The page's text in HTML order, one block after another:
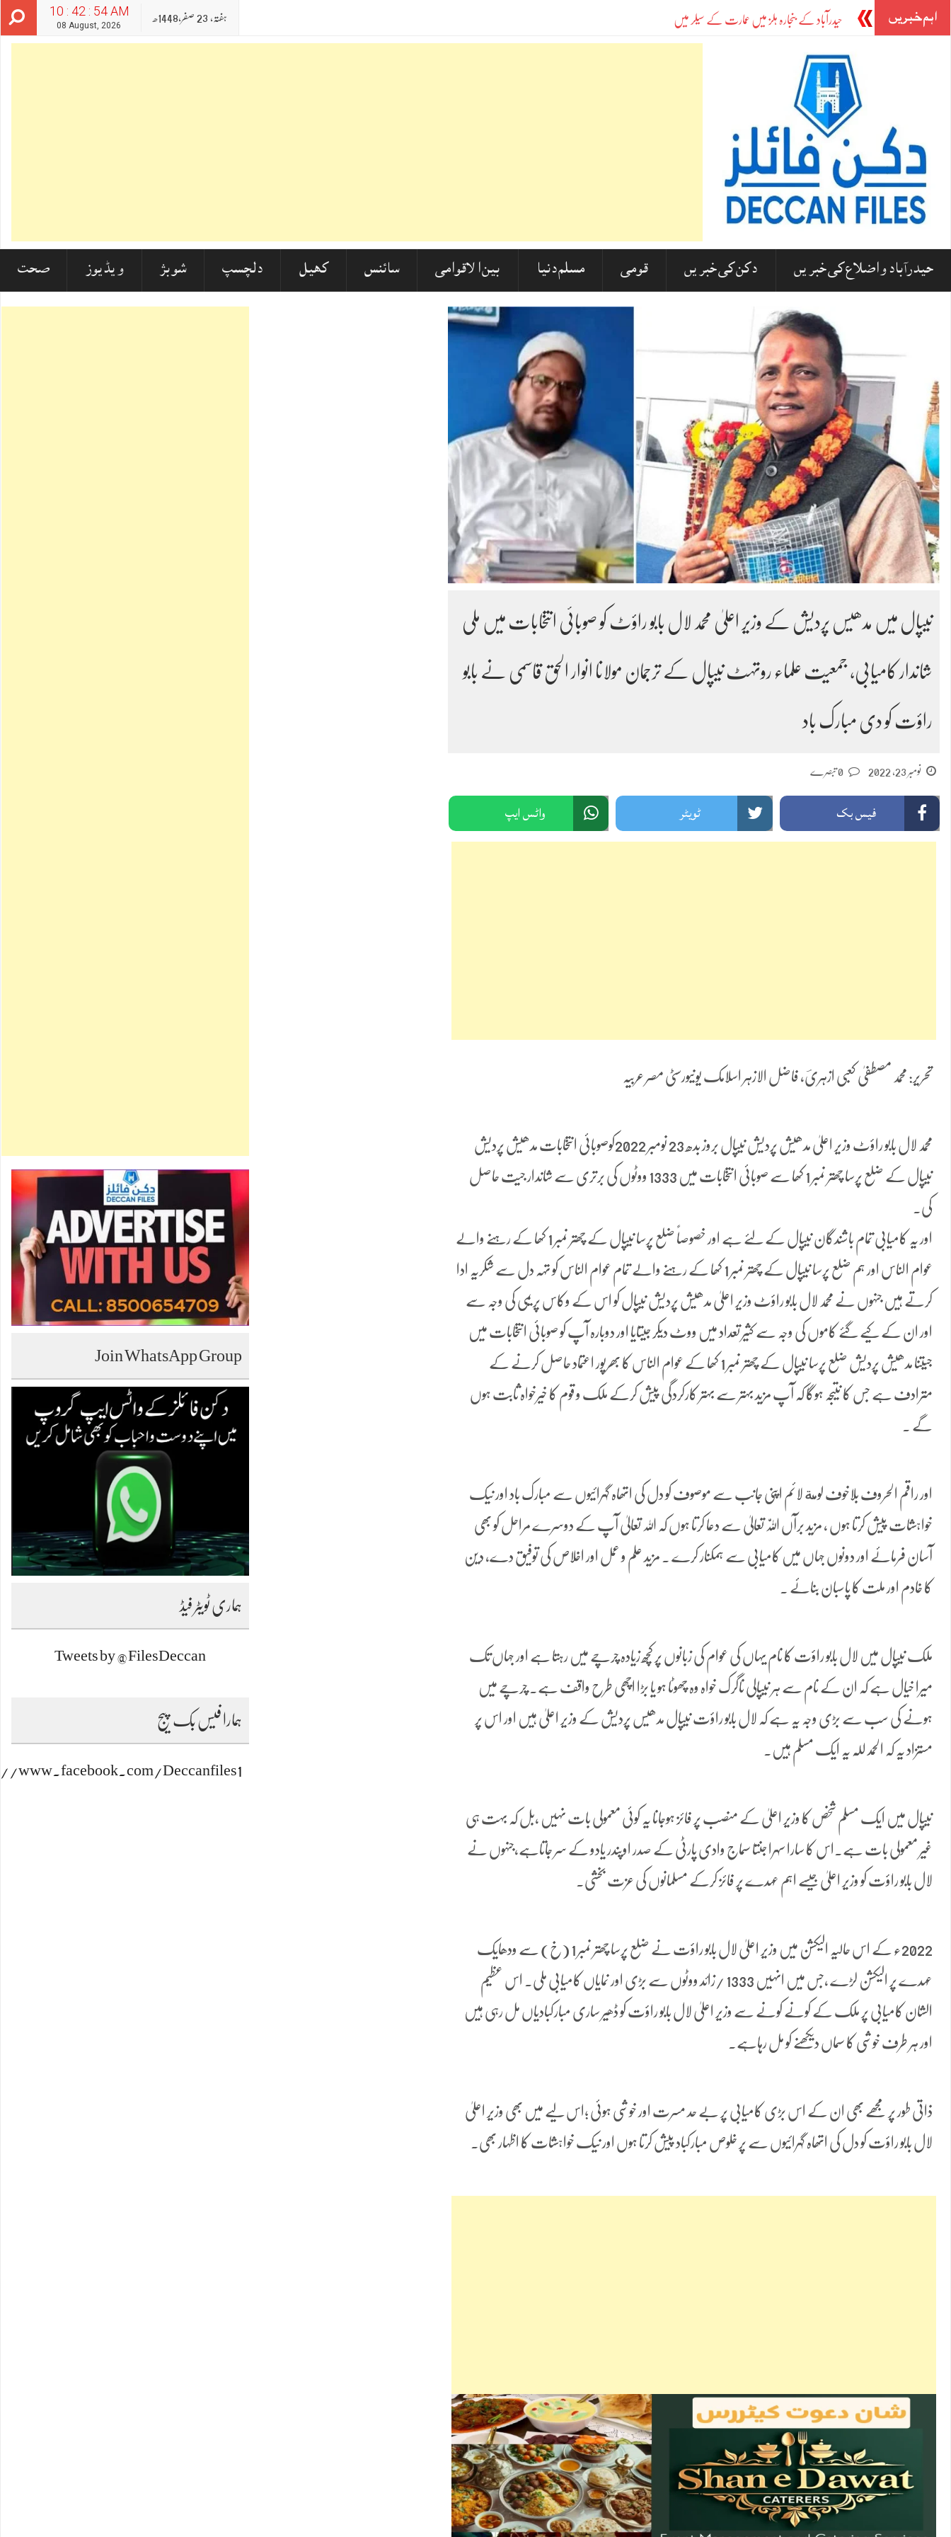
10 : 42 : 55 AM
08 August, 2026
ہفتہ‬‮, 23 صفر‬,1448ھ اہم خبریں حیدرآباد کے بنجارہ ہلز میں عمارت کے سیلر میں زبردست آگ، 25 سے زائد افراد کو بحفاظت نکال لیا گیا
حیدرآباد و اضلاع کی خبریں دکن کی خبریں قومی مسلم دنیا بین الاقوامی سائنس کھیل دلچسپ شوبز ویڈیوز صحت
نیپال میں مدھیس پردیش کے وزیر اعلیٰ محمد لال بابو راؤٹ کو صوبائی انتخابات میں ملی
شاندار کامیابی، جمعیت علماء روتہٹ نیپال کے ترجمان مولانا انوار الحق قاسمی نے بابو
راؤت کو دی مبارک باد
نومبر 23, 2022 0 تبصرے
فیس بک ٹویٹر واٹس ایپ
تحریر: محمد مصطفیٰ کعبی ازہریؔ، فاضل الازہر اسلامک یونیورسٹی مصر عربیہ
محمد لال بابو راؤٹ وزیر اعلیٰ مدھیش پردیش نیپال بروز بدھ 23 نومبر 2022کوصوبائی انتخابات مدھیش پردیش
نیپال کے ضلع پرسا چھتر نمبر 1 کھا سے صوبائی انتخابات میں 1333 ووٹوں کی برتری سے شاندار جیت حاصل
کی۔
اور یہ کامیابی تمام باشندگان نیپال کے لئے ہے اور خصوصاً ضلع پرسا نیپال کے چھتر نمبر 1 کھا کے رہنے والے
عوام الناس اور ہم ضلع پرسا نیپال کے چھتر نمبر 1 کھا کے رہنے والے تمام عوام الناس کو تہہ دل سے شکریہ ادا
کرتے ہیں جنہوں نے محمد لال بابو راؤٹ وزیر اعلیٰ مدھیش پردیش نیپال کو اس کے وکاس پریمی کی وجہ سے
اور ان کے کیے گئے کاموں کی وجہ سے کثیر تعداد میں ووٹ دیکر جیتایا اور دوبارہ آپ کو صوبائی انتخابات میں
جیتنا مدھیش پردیش ضلع پرسا نیپال کے چھتر نمبر 1 کھا کے عوام الناس کا بھرپور اعتماد حاصل کرنے کے
مترادف ہے جس کا نتیجہ ہوگا کہ آپ مزید بہتر سے بہتر کارکردگی پیش کرکے ملک و قوم کا خیرخواہ ثابت ہوں
گے ۔
اور راقم الحروف بلاخوف لومة لائم اپنی جانب سے موصوف کو دل کی اتھاہ گہرائیوں سے مبارک باد اور نیک
خواہشات پیش کرتا ہوں ، مزید برآں اللّٰہ تعالیٰ سے دعا کرتا ہوں کہ اللہ تعالیٰ آپ کے دوسرے مراحل کو بھی
آسان فرمائے اور دونوں جہاں میں کامیابی سے ہمکنار کرے ۔ مزید علم و عمل اور اخلاص کی توفیق دے، دین
کا خادم اور ملت کا پاسبان بنائے ۔
ملک نیپال میں لال بابو راؤت کا نام یہاں کی عوام کی زبانوں پر کچھ زیادہ چرچے میں رہتا ہے اور جہاں تک
میرا خیال ہے کہ ان کے نام سے ہر نیپالی ناگرک خواہ وہ چھوٹا ہو یا بڑا اچھی طرح واقف ہے۔ چرچے میں
ہونے کی سب سے بڑی وجہ یہ ہے کہ لال بابو راؤت نیپال مدھیس پردیش کے وزیر اعلیٰ ہیں اور اس پر
مستزاد یہ کہ الحمد للّہ یہ ایک مسلم ہیں۔
نیپال میں ایک مسلم شخص کا وزیر اعلیٰ کے منصب پر فائز ہوجانا یہ کوئی معمولی بات نہیں ،بل کہ بہت ہی
غیر معمولی بات ہے۔اس کا سارا سہرا جنتا سماج وادی پارٹی کے صدر اوپندر یادو کے سر جاتاہے،جنہوں نے
لال بابو راؤت کو وزیر اعلیٰ جیسے اہم عہدے پر فائز کرکے مسلمانوں کی عزت بخشی۔
2022ء کے اس حالیہ الیکشن میں وزیر اعلیٰ لال بابو راؤت نے ضلع پرسا چھتر نمبر 1 (خ) سے ودھایک
عہدے پر الیکشن لڑے ،جس میں انہیں 1333 /زائد ووٹوں سے بڑی اور نمایاں کامیابی ملی۔ اس عظیم
الشان کامیابی پر ملک کے کونے کونے سے وزیر اعلیٰ لال بابو راؤت کو ڈھیر ساری مبارکبادیاں مل رہی ہیں
اور ہر طرف خوشی کا سماں دیکھنے کو مل رہاہے۔
ذاتی طور پر مجھے بھی ان کے اس بڑی کامیابی پر بے حد مسرت اور خوشی ہوئی ؛اس لیے میں بھی وزیر اعلیٰ
لال بابو راؤت کو دل کی اتھاہ گہرائیوں سے پر خلوص مبارکباد پیش کرتا ہوں اور نیک خواہشات کا اظہار بھی۔
Join WhatsApp Group
ہماری ٹویٹر فیڈ
Tweets by @FilesDeccan
ہمارا فیس بک پیج
www.facebook.com/Deccanfiles1